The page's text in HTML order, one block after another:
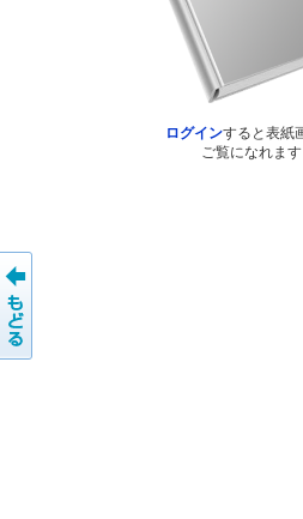
ログインすると表紙
ご覧になれます